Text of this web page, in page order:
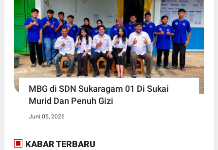
MBG di SDN Sukaragam 01 Di Sukai
Murid Dan Penuh Gizi
Juni 05, 2026
KABAR TERBARU